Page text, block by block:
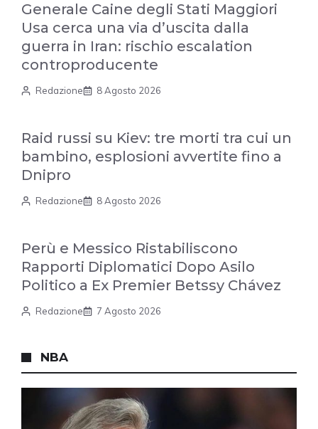
Generale Caine degli Stati Maggiori
Usa cerca una via d’uscita dalla
guerra in Iran: rischio escalation
controproducente
Redazione 8 Agosto 2026
Raid russi su Kiev: tre morti tra cui un
bambino, esplosioni avvertite fino a
Dnipro
Redazione 8 Agosto 2026
Perù e Messico Ristabiliscono
Rapporti Diplomatici Dopo Asilo
Politico a Ex Premier Betssy Chávez
Redazione 7 Agosto 2026
NBA